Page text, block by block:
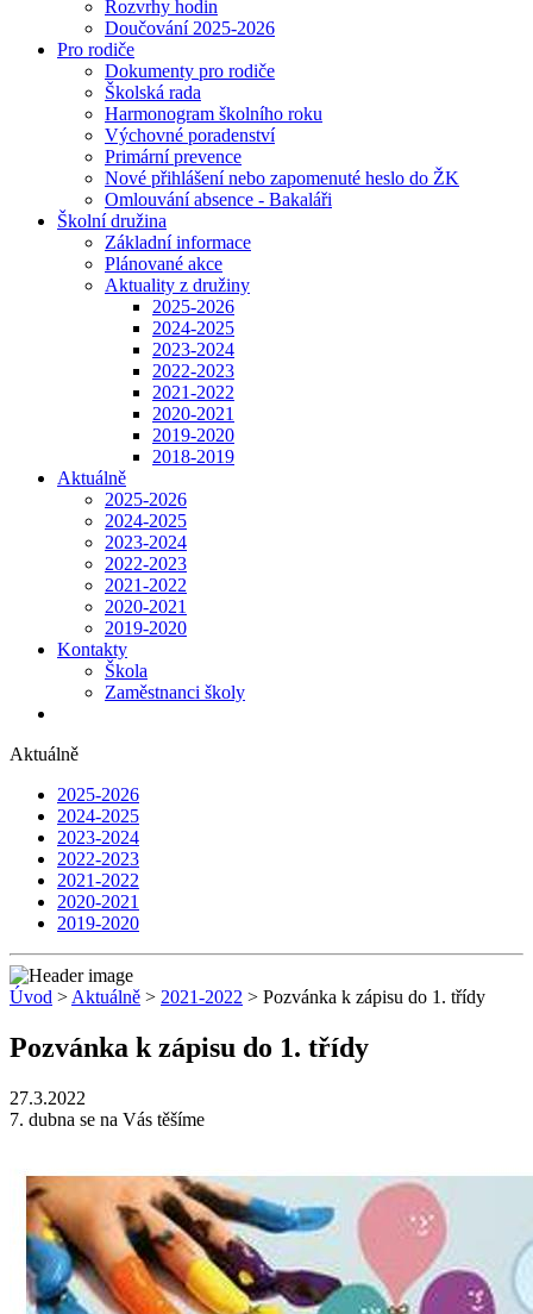
Rozvrhy hodin
Doučování 2025-2026
Pro rodiče
Dokumenty pro rodiče
Školská rada
Harmonogram školního roku
Výchovné poradenství
Primární prevence
Nové přihlášení nebo zapomenuté heslo do ŽK
Omlouvání absence - Bakaláři
Školní družina
Základní informace
Plánované akce
Aktuality z družiny
2025-2026
2024-2025
2023-2024
2022-2023
2021-2022
2020-2021
2019-2020
2018-2019
Aktuálně
2025-2026
2024-2025
2023-2024
2022-2023
2021-2022
2020-2021
2019-2020
Kontakty
Škola
Zaměstnanci školy
Aktuálně
2025-2026
2024-2025
2023-2024
2022-2023
2021-2022
2020-2021
2019-2020
Úvod > Aktuálně > 2021-2022 > Pozvánka k zápisu do 1. třídy
Pozvánka k zápisu do 1. třídy
27.3.2022
7. dubna se na Vás těšíme